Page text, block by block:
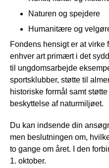
Naturen og spejdere
Humanitære og
Fondens hensigt er at virke
enhver art primært i det
til ungdomsarbejde
sportsklubber, støtte til
historiske formål samt
beskyttelse af naturmiljøet.
Du kan indsende din
men beslutningen om,
to gange om året. I den
1. oktober.